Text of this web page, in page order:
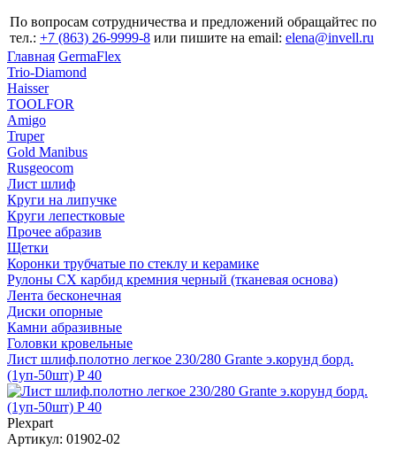
По вопросам сотрудничества и предложений обращайтес по
тел.: +7 (863) 26‐9999‐8 или пишите на email: elena@invell.ru
Главная GermaFlex
Trio-Diamond
Haisser
TOOLFOR
Amigo
Truper
Gold Manibus
Rusgeocom
Лист шлиф
Круги на липучке
Круги лепестковые
Прочее абразив
Щетки
Коронки трубчатые по стеклу и керамике
Рулоны CX карбид кремния черный (тканевая основа)
Лента бесконечная
Диски опорные
Камни абразивные
Головки кровельные
Лист шлиф.полотно легкое 230/280 Grante э.корунд борд.
(1уп-50шт) P 40
Plexpart
Артикул: 01902-02